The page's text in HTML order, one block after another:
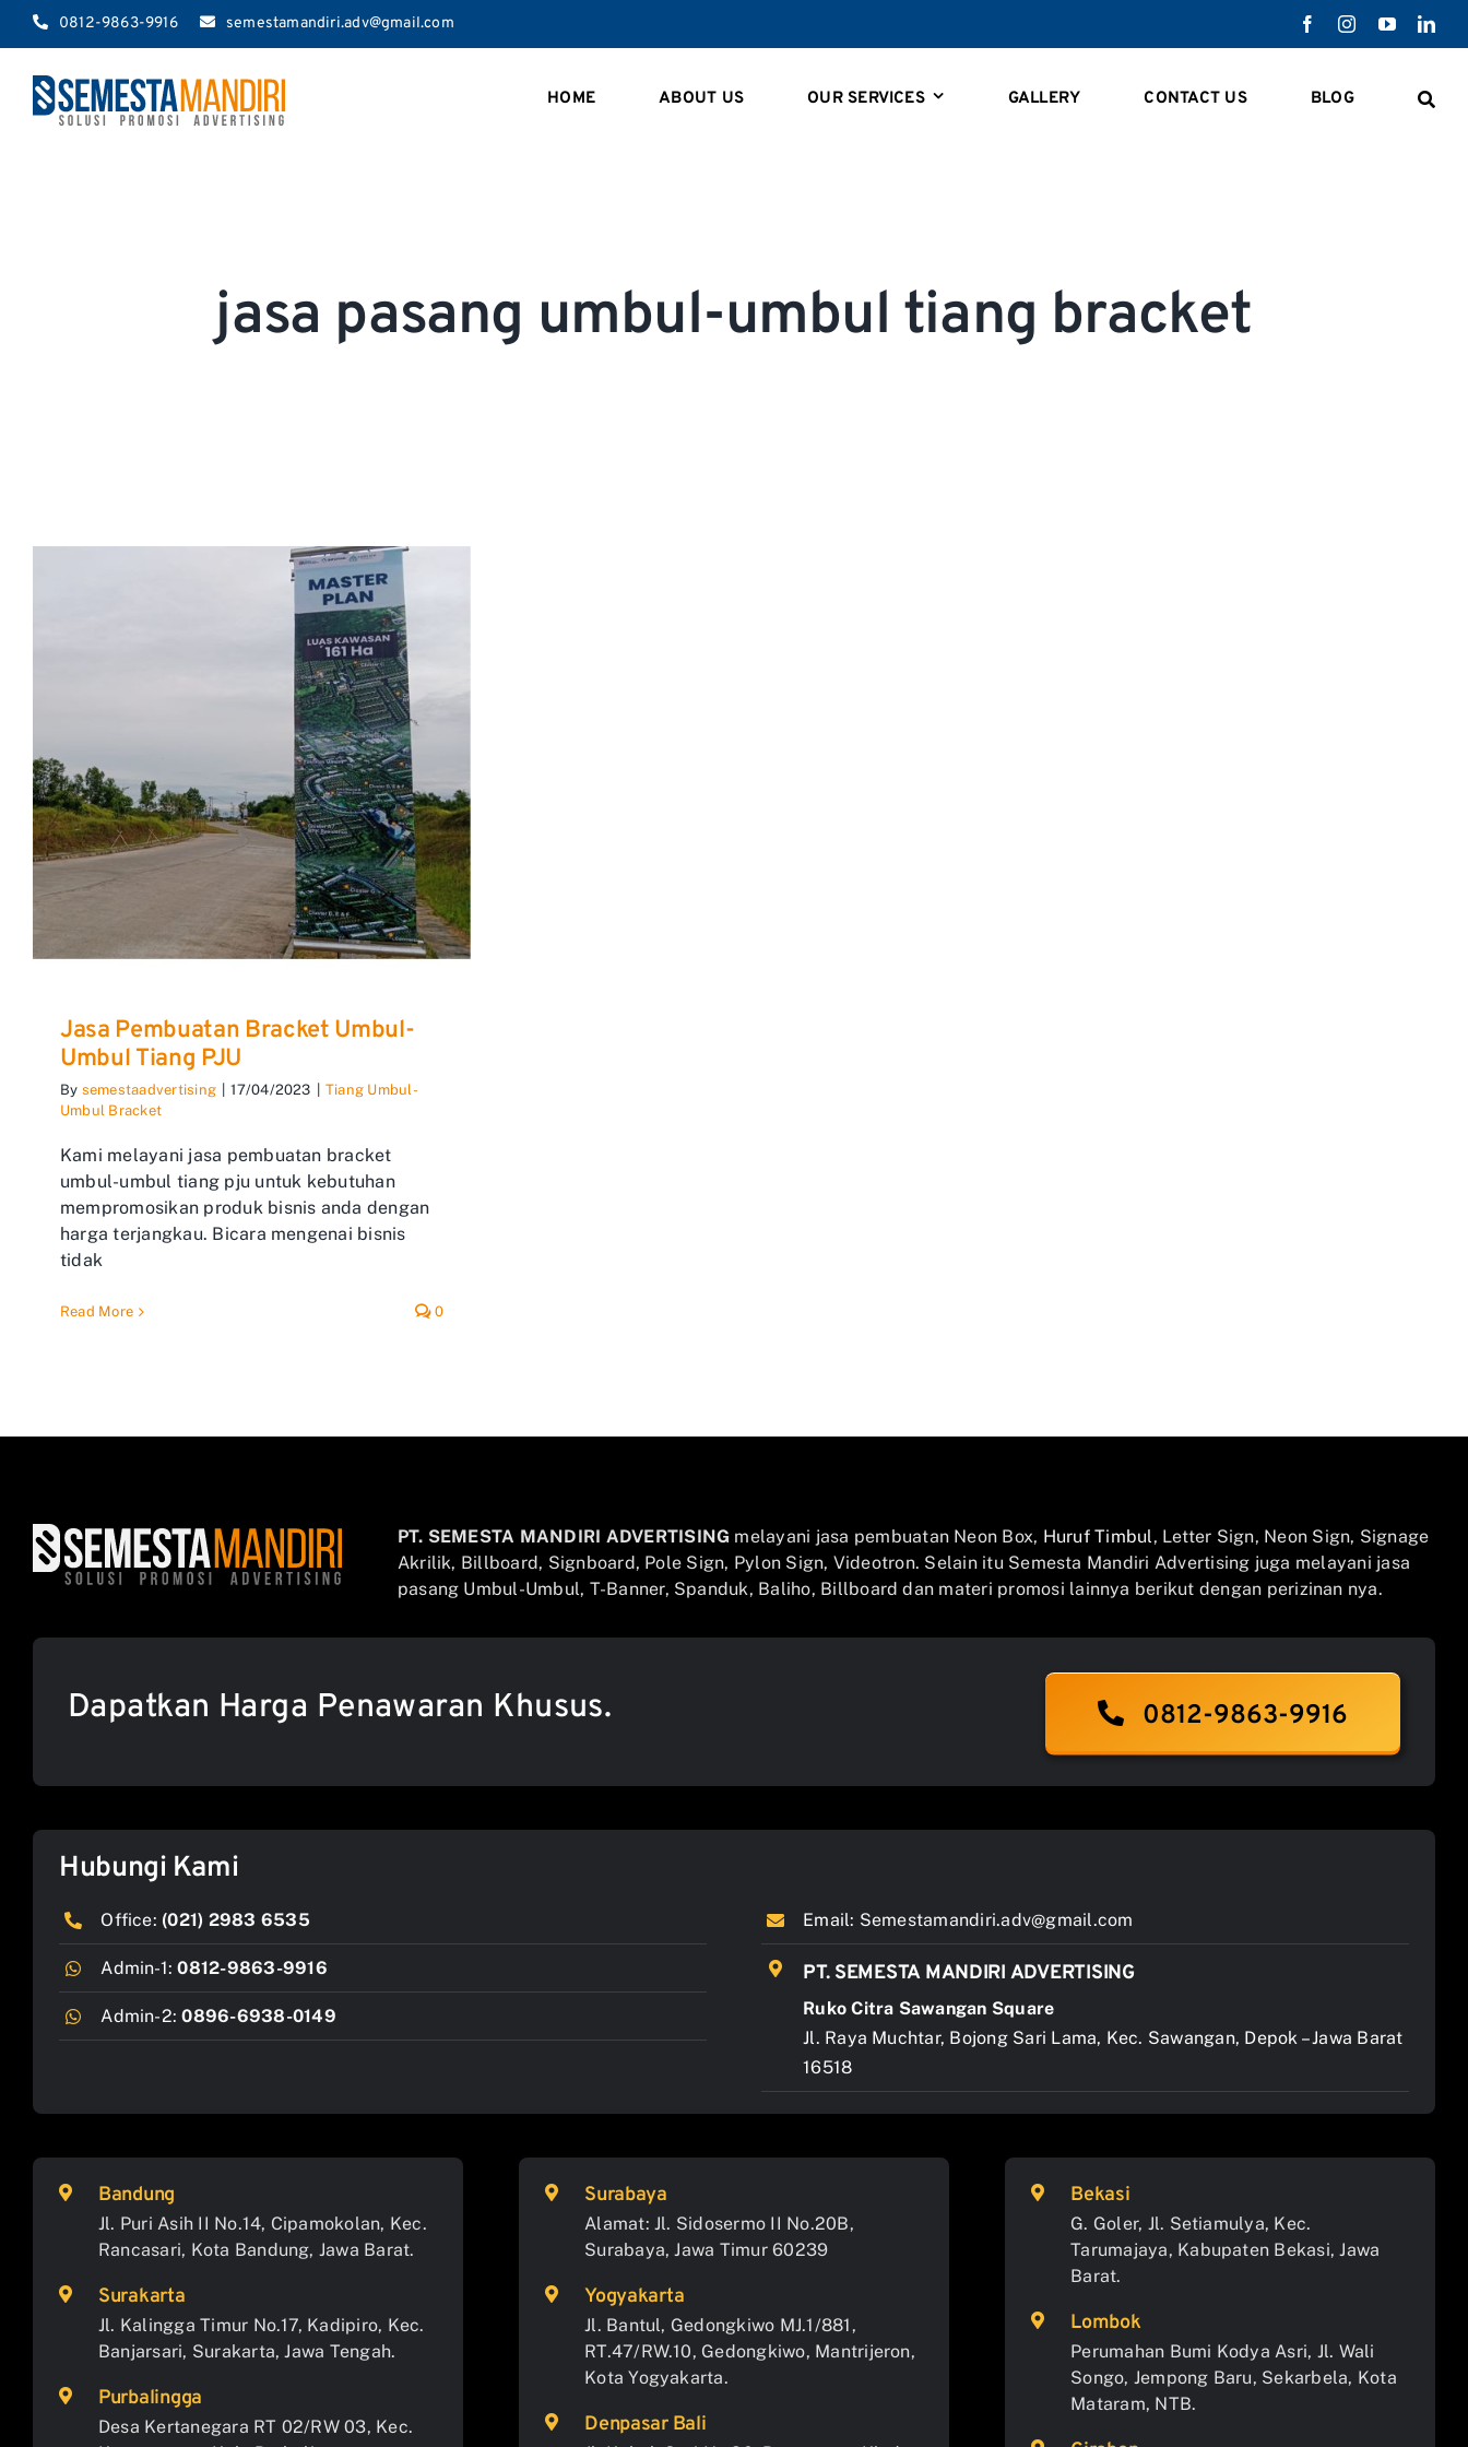
Skip
0812-9863-9916 semestamandiri.adv@gmail.com
HOME ABOUT US OUR SERVICES GALLERY CONTACT US BLOG
jasa pasang umbul-umbul tiang bracket
Jasa Pembuatan Bracket Umbul-
Umbul Tiang PJU
By semestaadvertising 17/04/2023
Tiang Umbul-
Umbul Bracket
Kami melayani jasa pembuatan bracket
umbul-umbul tiang pju untuk kebutuhan
mempromosikan produk bisnis anda dengan
harga terjangkau. Bicara mengenai bisnis
tidak
Read More 0
PT. SEMESTA MANDIRI ADVERTISING melayani jasa pembuatan Neon Box, Huruf Timbul, Letter Sign, Neon Sign, Signage
Akrilik, Billboard, Signboard, Pole Sign, Pylon Sign, Videotron. Selain itu Semesta Mandiri Advertising juga melayani jasa
pasang Umbul-Umbul, T-Banner, Spanduk, Baliho, Billboard dan materi promosi lainnya berikut dengan perizinan nya.
Dapatkan Harga Penawaran Khusus. 0812-9863-9916
Hubungi Kami
Office: (021) 2983 6535
Admin-1:0812-9863-9916
Admin-2:0896-6938-0149
Email: Semestamandiri.adv@gmail.com
PT. SEMESTA MANDIRI ADVERTISING
Ruko Citra Sawangan Square
Jl. Raya Muchtar, Bojong Sari Lama, Kec. Sawangan, Depok – Jawa Barat
16518
Bandung
Jl. Puri Asih II No.14, Cipamokolan, Kec.
Rancasari, Kota Bandung, Jawa Barat.
Surakarta
Jl. Kalingga Timur No.17, Kadipiro, Kec.
Banjarsari, Surakarta, Jawa Tengah.
Purbalingga
Desa Kertanegara RT 02/RW 03, Kec.
Surabaya
Alamat: Jl. Sidosermo II No.20B,
Surabaya, Jawa Timur 60239
Yogyakarta
Jl. Bantul, Gedongkiwo MJ.1/881,
RT.47/RW.10, Gedongkiwo, Mantrijeron,
Kota Yogyakarta.
Denpasar Bali
Bekasi
G. Goler, Jl. Setiamulya, Kec.
Tarumajaya, Kabupaten Bekasi, Jawa
Barat.
Lombok
Perumahan Bumi Kodya Asri, Jl. Wali
Songo, Jempong Baru, Sekarbela, Kota
Mataram, NTB.